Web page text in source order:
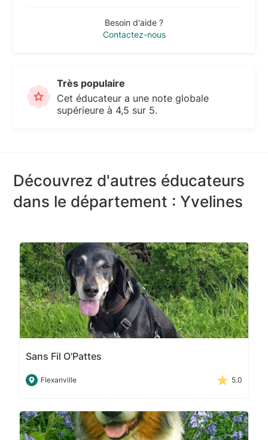
Besoin d'aide ?
Contactez-nous
Très populaire
Cet éducateur a une note globale
supérieure à 4,5 sur 5.
Découvrez d'autres éducateurs
dans le département : Yvelines
Sans Fil O'Pattes
Flexanville 5.0